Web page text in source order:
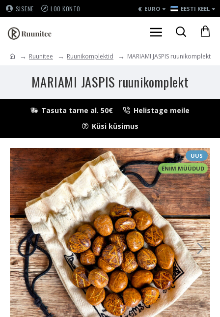
SISENE LOO KONTO € EURO EESTI KEEL
Ruunitee Ruunikomplektid MARIAMI JASPIS ruunikomplekt
MARIAMI JASPIS ruunikomplekt
Tasuta tarne al. 50€
Helistage meile
Küsi küsimus
UUS
ENIM MÜÜDUD